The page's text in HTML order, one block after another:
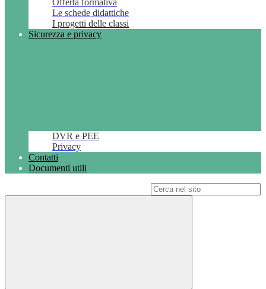
Offerta formativa
Le schede didattiche
I progetti delle classi
Sicurezza e privacy
DVR e PEE
Privacy
Contatti
Documenti utili